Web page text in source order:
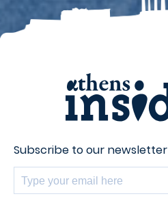
Subscribe to our newsletter